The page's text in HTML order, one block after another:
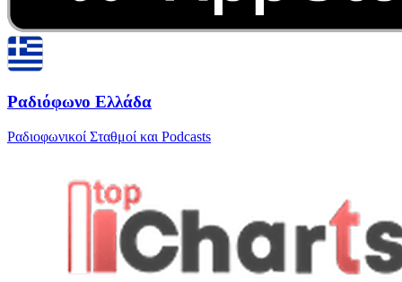
Ραδιόφωνο Ελλάδα
Ραδιοφωνικοί Σταθμοί και Podcasts